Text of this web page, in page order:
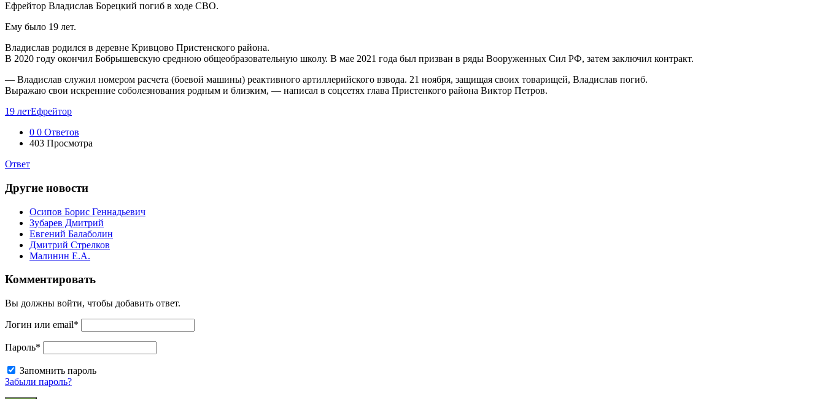
Ефрейтор Владислав Борецкий погиб в ходе СВО.
Ему было 19 лет.
Владислав родился в деревне Кривцово Пристенского района.
В 2020 году окончил Бобрышевскую среднюю общеобразовательную школу. В мае 2021 года был призван в ряды Вооруженных Сил РФ, затем заключил контракт.
— Владислав служил номером расчета (боевой машины) реактивного артиллерийского взвода. 21 ноября, защищая своих товарищей, Владислав погиб.
Выражаю свои искренние соболезнования родным и близким, — написал в соцсетях глава Пристенкого района Виктор Петров.
19 летЕфрейтор
0 0 Ответов
403 Просмотра
Ответ
Другие новости
Осипов Борис Геннадьевич
Зубарев Дмитрий
Евгений Балаболин
Дмитрий Стрелков
Малинин Е.А.
Комментировать
Вы должны войти, чтобы добавить ответ.
Логин или email*
Пароль*
Запомнить пароль
Забыли пароль?